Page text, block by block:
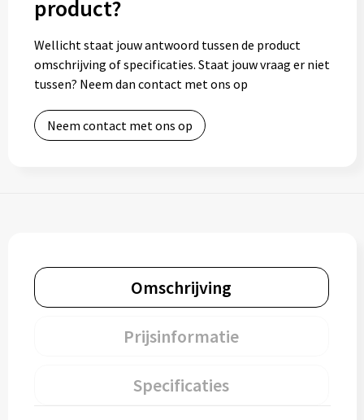
Toilettassen
Trolleys
Waterbestendige tassen
product?
Wellicht staat jouw antwoord tussen de product
omschrijving of specificaties. Staat jouw vraag er niet
tussen? Neem dan contact met ons op
Neem contact met ons op
Omschrijving
Prijsinformatie
Specificaties